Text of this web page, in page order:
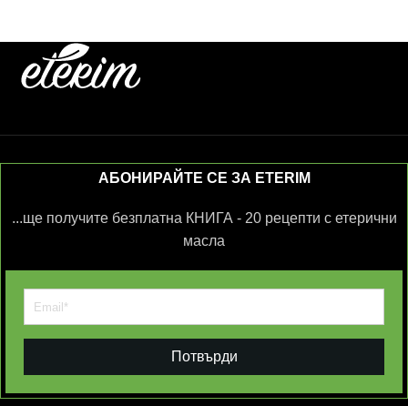
АБОНИРАЙТЕ СЕ ЗА ETERIM
...ще получите безплатна КНИГА - 20 рецепти с етерични
масла
Потвърди